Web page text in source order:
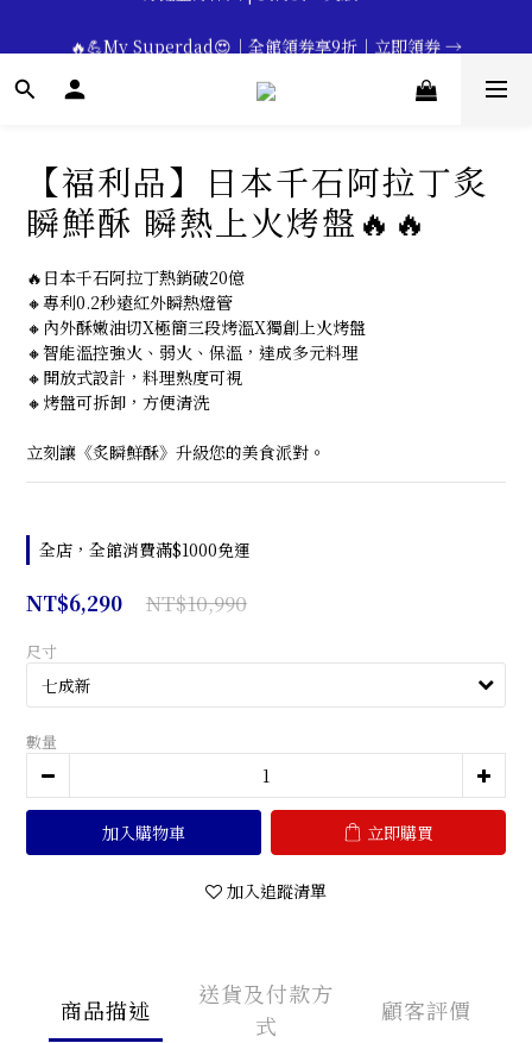
💕七夕限定💕美髮造型任選2件享9折｜立即領券 →
🔥💪My Superdad😍｜全館領券享9折｜立即領券 →
【福利品】日本千石阿拉丁炙
瞬鮮酥 瞬熱上火烤盤🔥🔥
🔥日本千石阿拉丁熱銷破20億
🔸專利0.2秒遠紅外瞬熱燈管
🔸內外酥嫩油切X極簡三段烤溫X獨創上火烤盤
🔸智能溫控強火、弱火、保溫，達成多元料理
🔸開放式設計，料理熟度可視
🔸烤盤可拆卸，方便清洗
立刻讓《炙瞬鮮酥》升級您的美食派對。
全店，全館消費滿$1000免運
NT$10,990
NT$6,290
尺寸
數量
加入購物車 立即購買
加入追蹤清單
商品描述
送貨及付款方
式
顧客評價